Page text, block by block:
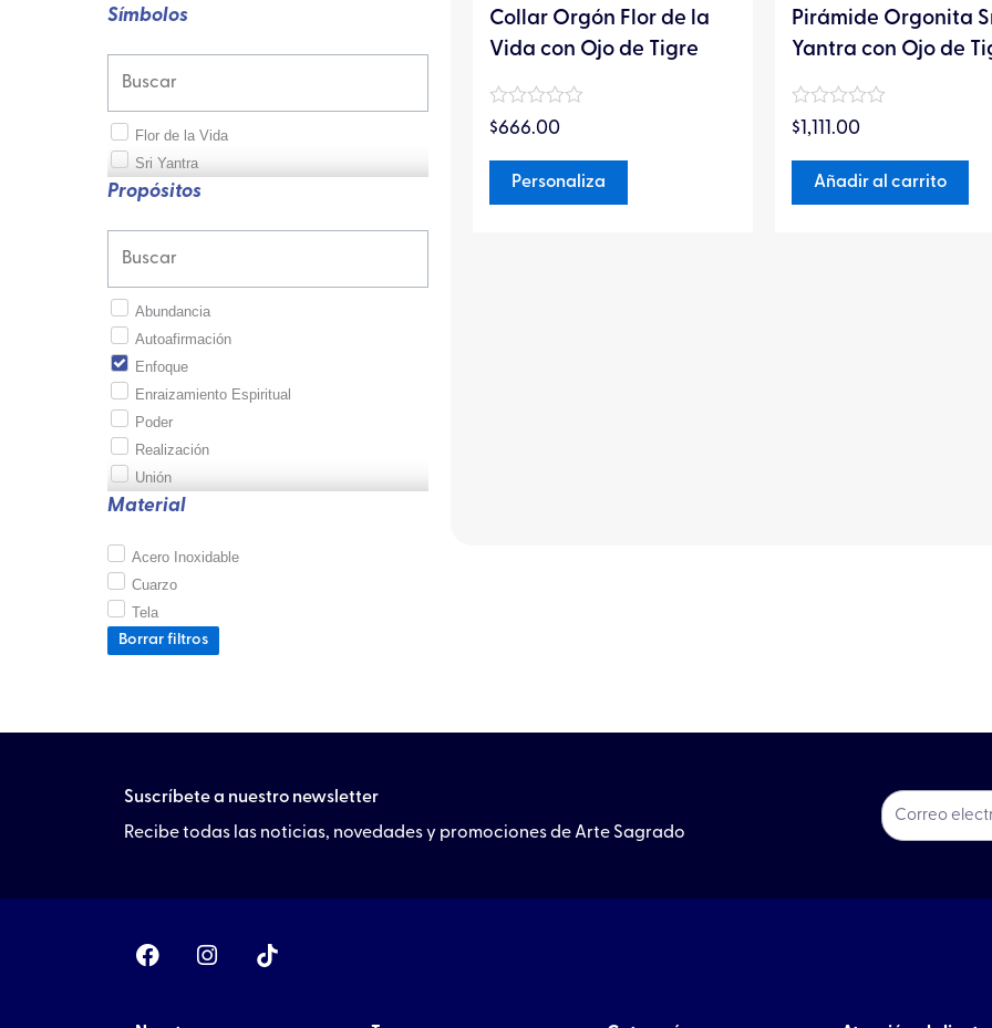
Símbolos
Flor de la Vida
Sri Yantra
Propósitos
Abundancia
Autoafirmación
Enfoque
Enraizamiento Espiritual
Poder
Realización
Unión
Material
Acero Inoxidable
Cuarzo
Tela
Borrar filtros
Collar Orgón Flor de la
Vida con Ojo de Tigre
$666.00
Personaliza
en
la
Valorado
en
Pirámide Orgonita
Yantra con Ojo de
$ 1,111.00
Añadir al carrito
Valorado
en
Suscríbete a nuestro newsletter
Recibe todas las noticias, novedades y promociones de Arte Sagrado
F
a
I
n